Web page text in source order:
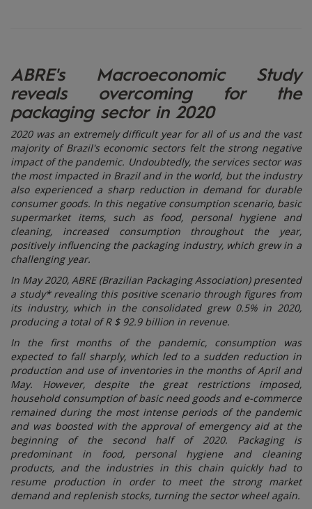
ABRE's Macroeconomic Study
reveals overcoming for the
packaging sector in 2020
2020 was an extremely difficult year for all of us and the vast
majority of Brazil's economic sectors felt the strong negative
impact of the pandemic. Undoubtedly, the services sector was
the most impacted in Brazil and in the world, but the industry
also experienced a sharp reduction in demand for durable
consumer goods. In this negative consumption scenario, basic
supermarket items, such as food, personal hygiene and
cleaning, increased consumption throughout the year,
positively influencing the packaging industry, which grew in a
challenging year.
In May 2020, ABRE (Brazilian Packaging Association) presented
a study* revealing this positive scenario through figures from
its industry, which in the consolidated grew 0.5% in 2020,
producing a total of R $ 92.9 billion in revenue.
In the first months of the pandemic, consumption was
expected to fall sharply, which led to a sudden reduction in
production and use of inventories in the months of April and
May. However, despite the great restrictions imposed,
household consumption of basic need goods and e-commerce
remained during the most intense periods of the pandemic
and was boosted with the approval of emergency aid at the
beginning of the second half of 2020. Packaging is
predominant in food, personal hygiene and cleaning
products, and the industries in this chain quickly had to
resume production in order to meet the strong market
demand and replenish stocks, turning the sector wheel again.